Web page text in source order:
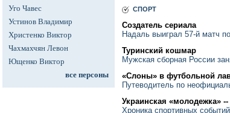
Уго Чавес
Устинов Владимир
Христенко Виктор
Чахмахчян Левон
Ющенко Виктор
все персоны
СПОРТ
Создатель сериала
Надаль выиграл 57-й матч
Туринский кошмар
Мужская сборная России
«Слоны» в футбольной
Путеводитель по
Украинская «молодежка»
Хроника спортивных событий